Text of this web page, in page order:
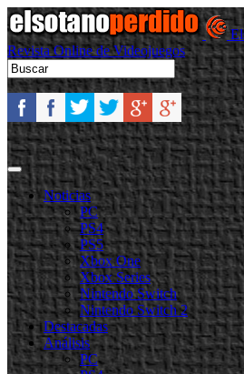
Revista Online de Videojuegos
Noticias
PC
PS4
PS5
Xbox One
Xbox Series
Nintendo Switch
Nintendo Switch 2
Destacadas
Análisis
PC